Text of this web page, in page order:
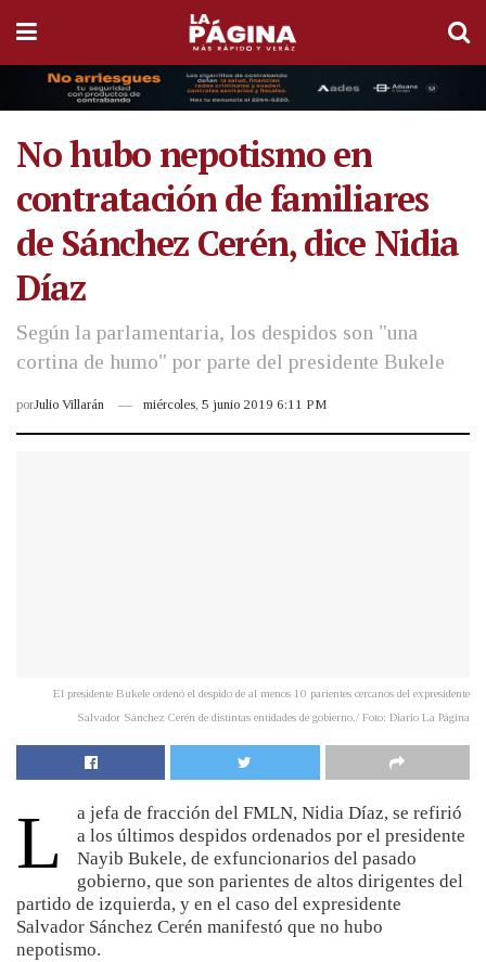
No hubo nepotismo en
contratación de familiares
de Sánchez Cerén, dice Nidia
Díaz
Según la parlamentaria, los despidos son "una
cortina de humo" por parte del presidente Bukele
porJulio Villarán miércoles, 5 junio 2019 6:11 PM
El presidente Bukele ordenó el despido de al menos 10 parientes cercanos del expresidente
Salvador Sánchez Cerén de distintas entidades de gobierno./ Foto: Diario La Página
L
a jefa de fracción del FMLN, Nidia Díaz, se refirió
a los últimos despidos ordenados por el presidente
Nayib Bukele, de exfuncionarios del pasado
gobierno, que son parientes de altos dirigentes del
partido de izquierda, y en el caso del expresidente
Salvador Sánchez Cerén manifestó que no hubo
nepotismo.